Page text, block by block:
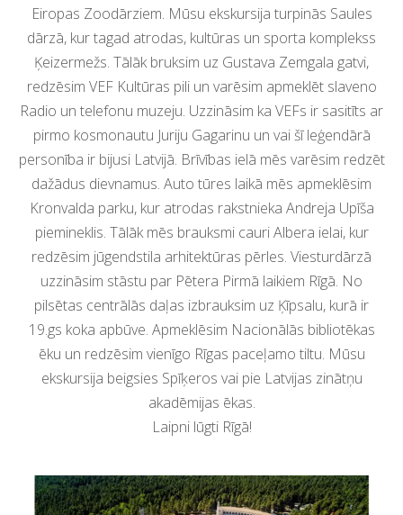
Eiropas Zoodārziem. Mūsu ekskursija turpinās Saules
dārzā, kur tagad atrodas, kultūras un sporta komplekss
Ķeizermežs. Tālāk bruksim uz Gustava Zemgala gatvi,
redzēsim VEF Kultūras pili un varēsim apmeklēt slaveno
Radio un telefonu muzeju. Uzzināsim ka VEFs ir sasitīts ar
pirmo kosmonautu Juriju Gagarinu un vai šī leģendārā
personība ir bijusi Latvijā. Brīvības ielā mēs varēsim redzēt
dažādus dievnamus. Auto tūres laikā mēs apmeklēsim
Kronvalda parku, kur atrodas rakstnieka Andreja Upīša
piemineklis. Tālāk mēs brauksmi cauri Albera ielai, kur
redzēsim jūgendstila arhitektūras pērles. Viesturdārzā
uzzināsim stāstu par Pētera Pirmā laikiem Rīgā. No
pilsētas centrālās daļas izbrauksim uz Ķīpsalu, kurā ir
19.gs koka apbūve. Apmeklēsim Nacionālās bibliotēkas
ēku un redzēsim vienīgo Rīgas paceļamo tiltu. Mūsu
ekskursija beigsies Spīķeros vai pie Latvijas zinātņu
akadēmijas ēkas.
Laipni lūgti Rīgā!